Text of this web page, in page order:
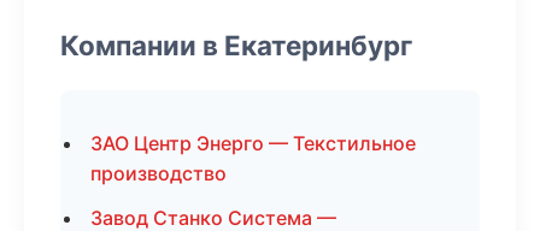
Компании в Екатеринбург
ЗАО Центр Энерго — Текстильное
производство
Завод Станко Система —